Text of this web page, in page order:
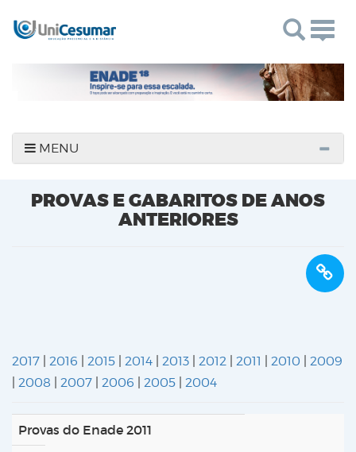
MENU
PROVAS E GABARITOS DE ANOS
ANTERIORES
2017 2016 2015 2014 2013 2012 2011 2010
2009
2008 2007 2006 2005 2004
Provas do Enade 2011